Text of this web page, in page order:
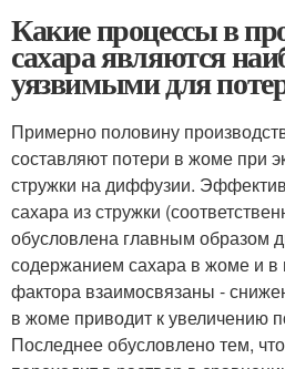
Какие процессы в
сахара являются
уязвимыми для
Примерно половину
составляют потери в жоме при
стружки на диффузии.
сахара из стружки
обусловлена главным образом
содержанием сахара в жоме и в
фактора взаимосвязаны -
в жоме приводит к увеличению
Последнее обусловлено тем,